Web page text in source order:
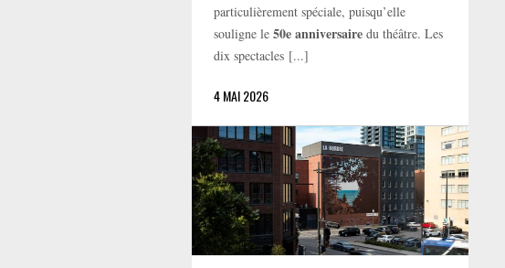
particulièrement spéciale, puisqu’elle
souligne le50e anniversaire du théâtre. Les
dix spectacles [...]
4 MAI 2026